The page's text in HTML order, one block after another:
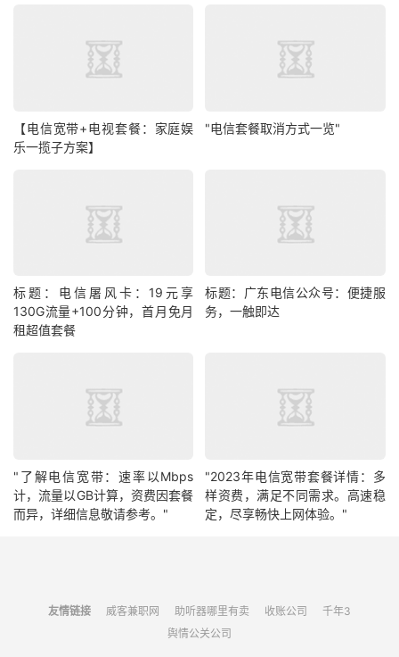
【电信宽带+电视套餐：家庭娱
乐一揽子方案】
"电信套餐取消方式一览"
标题：电信屠风卡：19元享
130G流量+100分钟，首月免月
租超值套餐
标题：广东电信公众号：便捷服
务，一触即达
"了解电信宽带：速率以Mbps
计，流量以GB计算，资费因套餐
而异，详细信息敬请参考。"
"2023年电信宽带套餐详情：多
样资费，满足不同需求。高速稳
定，尽享畅快上网体验。"
友情链接 威客兼职网 助听器哪里有卖 收账公司
千年3
舆情公关公司